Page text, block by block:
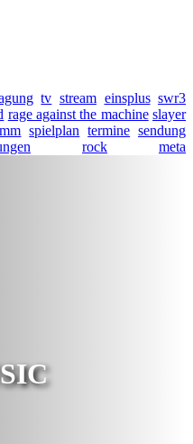
tv stream einsplus swr3
rage against the machine slayer
spielplan termine sendung
rock meta